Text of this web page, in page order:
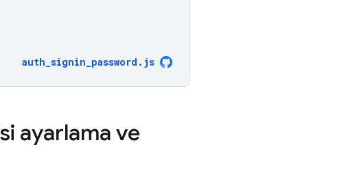
auth_signin_password . js
ayarlama ve